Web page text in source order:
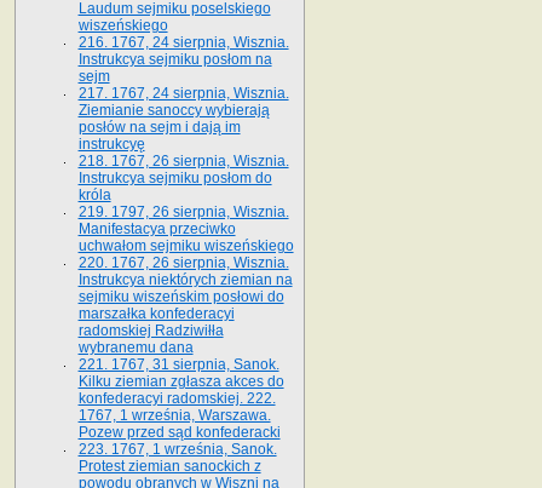
Laudum sejmiku poselskiego
wiszeńskiego
216. 1767, 24 sierpnia, Wisznia.
Instrukcya sejmiku posłom na
sejm
217. 1767, 24 sierpnia, Wisznia.
Ziemianie sanoccy wybierają
posłów na sejm i dają im
instrukcyę
218. 1767, 26 sierpnia, Wisznia.
Instrukcya sejmiku posłom do
króla
219. 1797, 26 sierpnia, Wisznia.
Manifestacya przeciwko
uchwałom sejmiku wiszeńskiego
220. 1767, 26 sierpnia, Wisznia.
Instrukcya niektórych ziemian na
sejmiku wiszeńskim posłowi do
marszałka konfe­deracyi
radomskiej Radziwiłła
wybranemu dana
221. 1767, 31 sierpnia, Sanok.
Kilku ziemian zgłasza akces do
konfederacyi radomskiej. 222.
1767, 1 września, Warszawa.
Pozew przed sąd konfederacki
223. 1767, 1 września, Sanok.
Protest ziemian sanockich z
powodu obranych w Wiszni na